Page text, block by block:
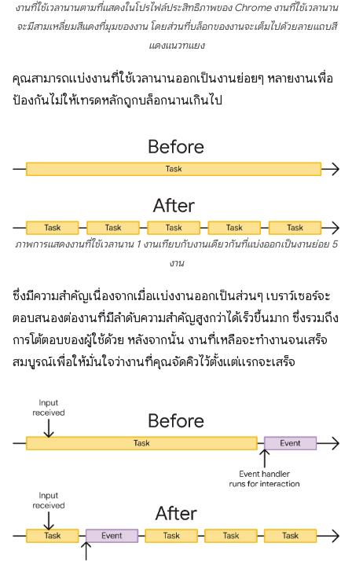
งานที่ใช้เวลานานตามที่แสดงในโปรไฟล์ประสิทธิภาพของ Chrome งานที่ใช้เวลานาน
จะมีสามเหลี่ยมสีแดงที่มุมของงาน โดยส่วนที่บล็อกของงานจะเต็มไปด้วยลายแถบสี
แดงแนวทแยง
คุณสามารถแบ่งงานที่ใช้เวลานานออกเป็นงานย่อยๆ หลายงานเพื่อ
ป้องกันไม่ให้เทรดหลักถูกบล็อกนานเกินไป
ภาพการแสดงงานที่ใช้เวลานาน 1 งานเทียบกับงานเดียวกันที่แบ่งออกเป็นงานย่อย 5
งาน
ซึ่งมีความสำคัญเนื่องจากเมื่อแบ่งงานออกเป็นส่วนๆ เบราว์เซอร์จะ
ตอบสนองต่องานที่มีลำดับความสำคัญสูงกว่าได้เร็วขึ้นมาก ซึ่งรวมถึง
การโต้ตอบของผู้ใช้ด้วย หลังจากนั้น งานที่เหลือจะทำงานจนเสร็จ
สมบูรณ์เพื่อให้มั่นใจว่างานที่คุณจัดคิวไว้ตั้งแต่แรกจะเสร็จ